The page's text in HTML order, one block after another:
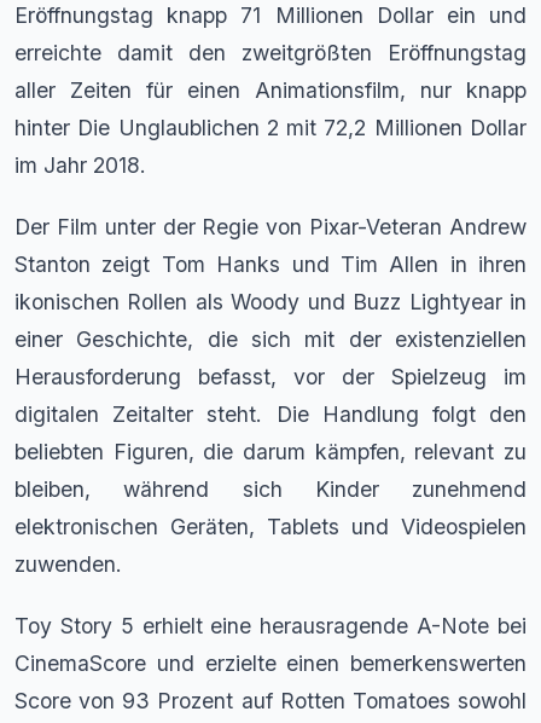
Eröffnungstag knapp 71 Millionen Dollar ein und
erreichte damit den zweitgrößten Eröffnungstag
aller Zeiten für einen Animationsfilm, nur knapp
hinter Die Unglaublichen 2 mit 72,2 Millionen Dollar
im Jahr 2018.
Der Film unter der Regie von Pixar-Veteran Andrew
Stanton zeigt Tom Hanks und Tim Allen in ihren
ikonischen Rollen als Woody und Buzz Lightyear in
einer Geschichte, die sich mit der existenziellen
Herausforderung befasst, vor der Spielzeug im
digitalen Zeitalter steht. Die Handlung folgt den
beliebten Figuren, die darum kämpfen, relevant zu
bleiben, während sich Kinder zunehmend
elektronischen Geräten, Tablets und Videospielen
zuwenden.
Toy Story 5 erhielt eine herausragende A-Note bei
CinemaScore und erzielte einen bemerkenswerten
Score von 93 Prozent auf Rotten Tomatoes sowohl